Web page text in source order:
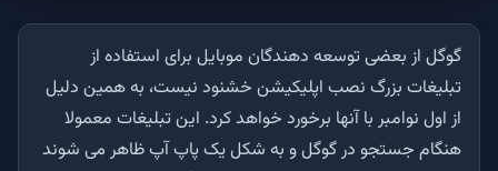
گوگل از بعضی توسعه دهندگان موبایل برای استفاده از
تبلیغات بزرگ نصب اپلیکیشن خشنود نیست، به همین دلیل
از اول نوامبر با آنها برخورد خواهد کرد. این تبلیغات معمولا
هنگام جستجو در گوگل و به شکل یک پاپ آپ ظاهر می شوند